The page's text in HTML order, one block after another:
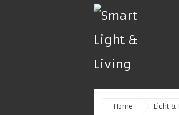
Home Licht &